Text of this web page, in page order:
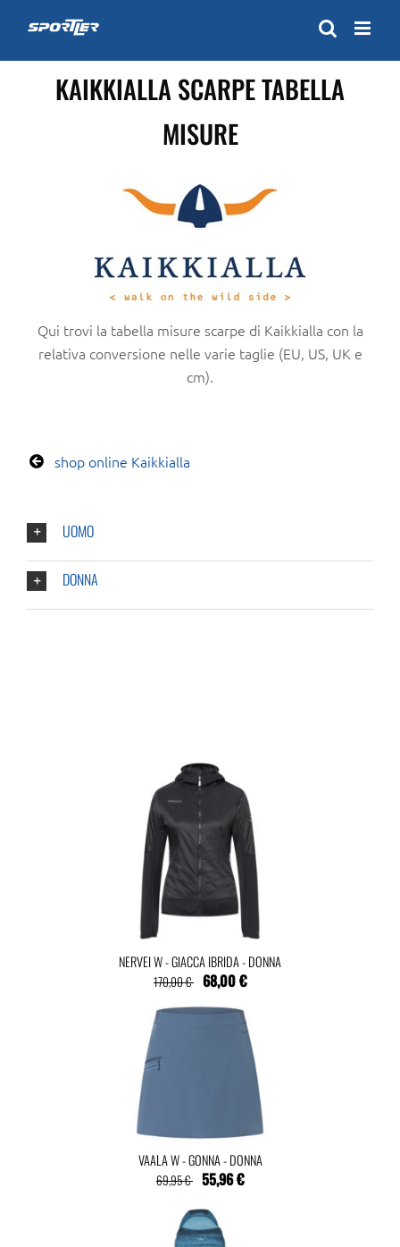
content
KAIKKIALLA SCARPE TABELLA
MISURE
Qui trovi la tabella misure scarpe di Kaikkialla con la
relativa conversione nelle varie taglie (EU, US, UK e
cm).
shop online Kaikkialla
UOMO
DONNA
NERVEI W - GIACCA IBRIDA - DONNA
170,00 € 68,00 €
VAALA W - GONNA - DONNA
69,95 € 55,96 €